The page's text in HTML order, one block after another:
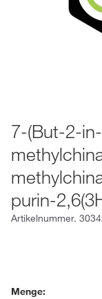
7-(But-2-
purin-
Artikelnummer.
Menge: